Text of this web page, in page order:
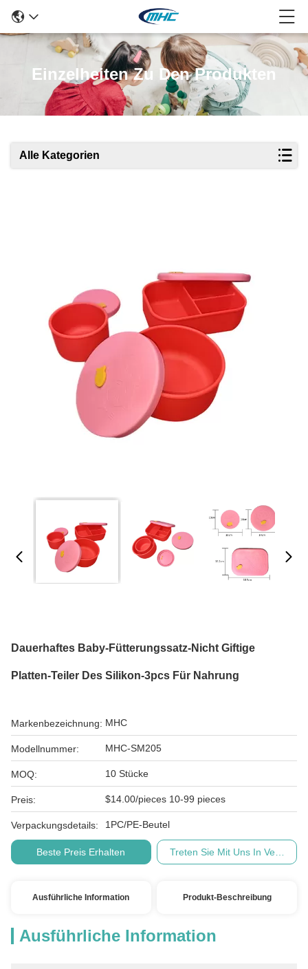
Einzelheiten Zu Den Produkten
Alle Kategorien
Dauerhaftes Baby-Fütterungssatz-Nicht Giftige
Platten-Teiler Des Silikon-3pcs Für Nahrung
Markenbezeichnung: MHC
Modellnummer: MHC-SM205
MOQ: 10 Stücke
Preis: $14.00/pieces 10-99 pieces
Verpackungsdetails: 1PC/PE-Beutel
Beste Preis Erhalten Treten Sie Mit Uns In
Ausführliche Information Produkt-Beschreibung
Ausführliche Information